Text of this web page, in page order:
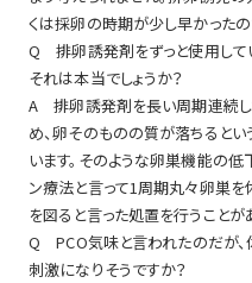
くは採卵の時期が少し早かったの
Q 排卵誘発剤をずっと使用して
それは本当でしょうか？
A 排卵誘発剤を長い周期連続し
め、卵そのものの質が落ちると
います。そのような卵巣機能の
ン療法と言って1周期丸々卵巣
を図ると言った処置を行うことが
Q PCO気味と言われたのだが
刺激になりそうですか？